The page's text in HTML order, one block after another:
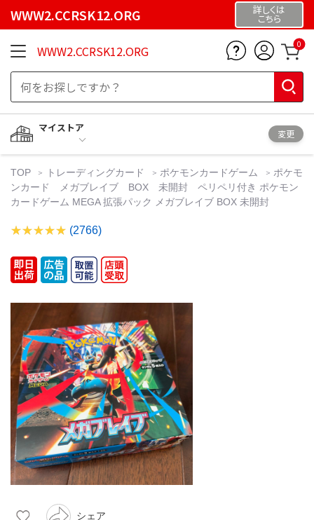
WWW2.CCRSK12.ORG 詳しくは
こちら
WWW2.CCRSK12.ORG 0
マイストア
変更
TOP トレーディングカード ポケモンカードゲーム
ポケモ
ンカード メガブレイブ BOX 未開封 ペリペリ付き ポケモン
カードゲーム MEGA 拡張パック メガブレイブ BOX 未開封
(2766)
シェア